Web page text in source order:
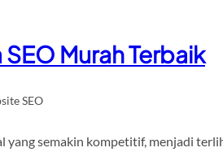
SEO Murah Terbaik
SEO
yang semakin kompetitif, menjadi